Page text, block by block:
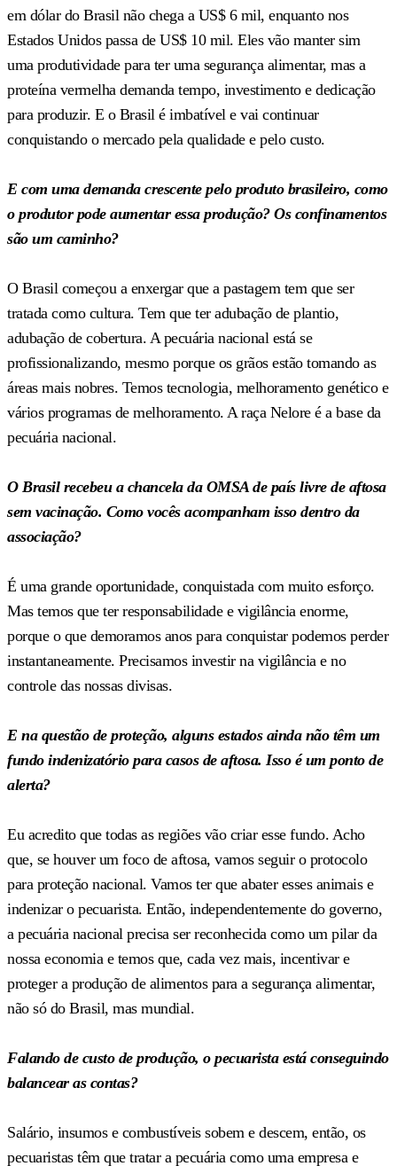
em dólar do Brasil não chega a US$ 6 mil, enquanto nos
Estados Unidos passa de US$ 10 mil. Eles vão manter sim
uma produtividade para ter uma segurança alimentar, mas a
proteína vermelha demanda tempo, investimento e dedicação
para produzir. E o Brasil é imbatível e vai continuar
conquistando o mercado pela qualidade e pelo custo.
E com uma demanda crescente pelo produto brasileiro, como
o produtor pode aumentar essa produção? Os confinamentos
são um caminho?
O Brasil começou a enxergar que a pastagem tem que ser
tratada como cultura. Tem que ter adubação de plantio,
adubação de cobertura. A pecuária nacional está se
profissionalizando, mesmo porque os grãos estão tomando as
áreas mais nobres. Temos tecnologia, melhoramento genético e
vários programas de melhoramento. A raça Nelore é a base da
pecuária nacional.
O Brasil recebeu a chancela da OMSA de país livre de aftosa
sem vacinação. Como vocês acompanham isso dentro da
associação?
É uma grande oportunidade, conquistada com muito esforço.
Mas temos que ter responsabilidade e vigilância enorme,
porque o que demoramos anos para conquistar podemos perder
instantaneamente. Precisamos investir na vigilância e no
controle das nossas divisas.
E na questão de proteção, alguns estados ainda não têm um
fundo indenizatório para casos de aftosa. Isso é um ponto de
alerta?
Eu acredito que todas as regiões vão criar esse fundo. Acho
que, se houver um foco de aftosa, vamos seguir o protocolo
para proteção nacional. Vamos ter que abater esses animais e
indenizar o pecuarista. Então, independentemente do governo,
a pecuária nacional precisa ser reconhecida como um pilar da
nossa economia e temos que, cada vez mais, incentivar e
proteger a produção de alimentos para a segurança alimentar,
não só do Brasil, mas mundial.
Falando de custo de produção, o pecuarista está conseguindo
balancear as contas?
Salário, insumos e combustíveis sobem e descem, então, os
pecuaristas têm que tratar a pecuária como uma empresa e